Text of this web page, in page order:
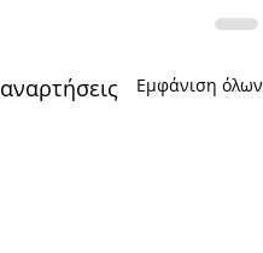
Εμφάνιση όλων